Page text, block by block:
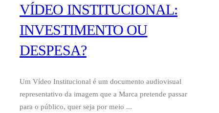
VÍDEO INSTITUCIONAL:
INVESTIMENTO OU
DESPESA?
Um Vídeo Institucional é um documento audiovisual
representativo da imagem que a Marca pretende passar
para o público, quer seja por meio ...